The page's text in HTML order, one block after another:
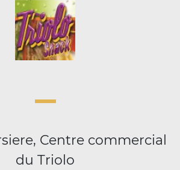
Centre commercial
du Triolo